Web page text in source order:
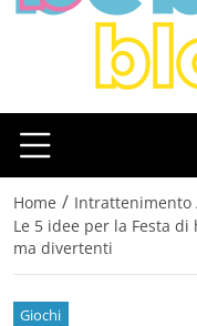
Home / Intrattenimento
Le 5 idee per la Festa
ma divertenti
Giochi